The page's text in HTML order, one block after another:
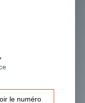
,
le numéro